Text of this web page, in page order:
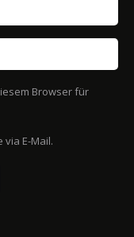
Browser für
E-Mail.